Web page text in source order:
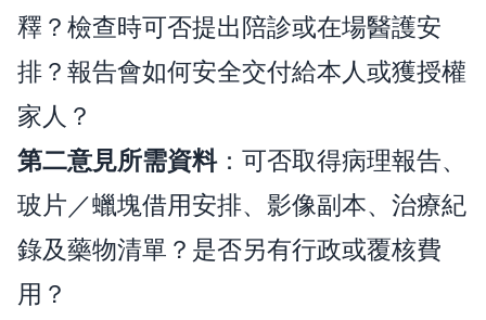
釋？檢查時可否提出陪診或在場醫護安
排？報告會如何安全交付給本人或獲授權
家人？
第二意見所需資料：可否取得病理報告、
玻片／蠟塊借用安排、影像副本、治療紀
錄及藥物清單？是否另有行政或覆核費
用？